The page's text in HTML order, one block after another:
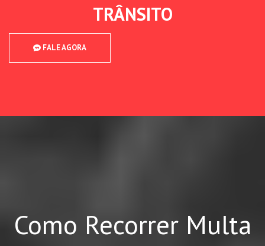
TRÂNSITO
FALE AGORA
Como Recorrer Multa